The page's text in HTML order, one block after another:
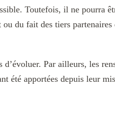
Toutefois, il ne pourra
ou du fait des tiers
Par ailleurs, les
été apportées depuis leur